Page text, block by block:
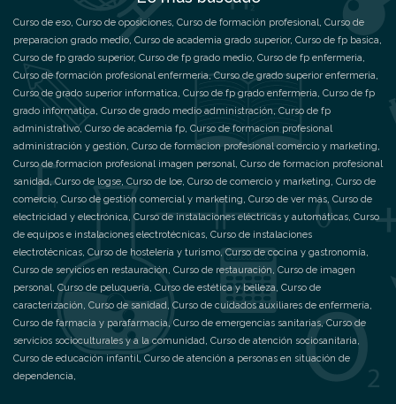
Curso de eso, Curso de oposiciones, Curso de formación profesional, Curso de
preparacion grado medio, Curso de academia grado superior, Curso de fp basica,
Curso de fp grado superior, Curso de fp grado medio, Curso de fp enfermeria,
Curso de formación profesional enfermeria,Curso de grado superior enfermeria,
Curso de grado superior informatica, Curso de fp grado enfermeria, Curso de fp
grado informatica, Curso de grado medio administración, Curso de fp
administrativo, Curso de academia fp, Curso de formacion profesional
administración y gestión, Curso de formacion profesional comercio y marketing,
Curso de formacion profesional imagen personal, Curso de formacion profesional
sanidad,Curso de logse, Curso de loe, Curso de comercio y marketing, Curso de
comercio, Curso de gestión comercial y marketing, Curso de ver más, Curso de
electricidad y electrónica, Curso de instalaciones eléctricas y automáticas, Curso
de equipos e instalaciones electrotécnicas, Curso de instalaciones
electrotécnicas, Curso de hostelería y turismo,Curso de cocina y gastronomía,
Curso de servicios en restauración, Curso de restauración, Curso de imagen
personal, Curso de peluquería, Curso de estética y belleza, Curso de
caracterización, Curso de sanidad, Curso de cuidados auxiliares de enfermería,
Curso de farmacia y parafarmacia,Curso de emergencias sanitarias,Curso de
servicios socioculturales y a la comunidad, Curso de atención sociosanitaria,
Curso de educación infantil, Curso de atención a personas en situación de
dependencia,